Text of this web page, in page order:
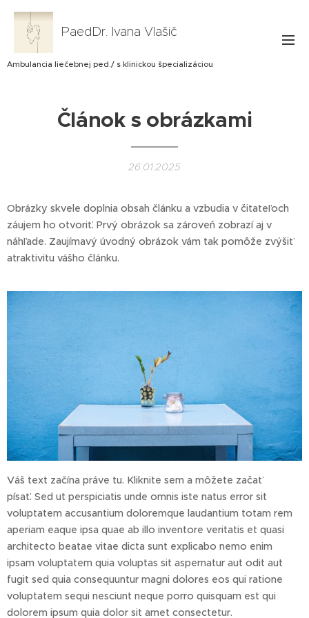
PaedDr. Ivana Vlašič
Ambulancia liečebnej ped./ s klinickou špecializáciou
Článok s obrázkami
26.01.2025
Obrázky skvele doplnia obsah článku a vzbudia v čitateľoch
záujem ho otvoriť. Prvý obrázok sa zároveň zobrazí aj v
náhľade. Zaujímavý úvodný obrázok vám tak pomôže zvýšiť
atraktivitu vášho článku.
Váš text začína práve tu. Kliknite sem a môžete začať
písať. Sed ut perspiciatis unde omnis iste natus error sit
voluptatem accusantium doloremque laudantium totam rem
aperiam eaque ipsa quae ab illo inventore veritatis et quasi
architecto beatae vitae dicta sunt explicabo nemo enim
ipsam voluptatem quia voluptas sit aspernatur aut odit aut
fugit sed quia consequuntur magni dolores eos qui ratione
voluptatem sequi nesciunt neque porro quisquam est qui
dolorem ipsum quia dolor sit amet consectetur.